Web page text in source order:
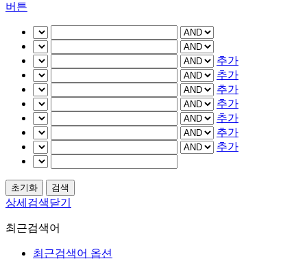
버튼
추가
추가
추가
추가
추가
추가
추가
상세검색닫기
최근검색어
최근검색어 옵션